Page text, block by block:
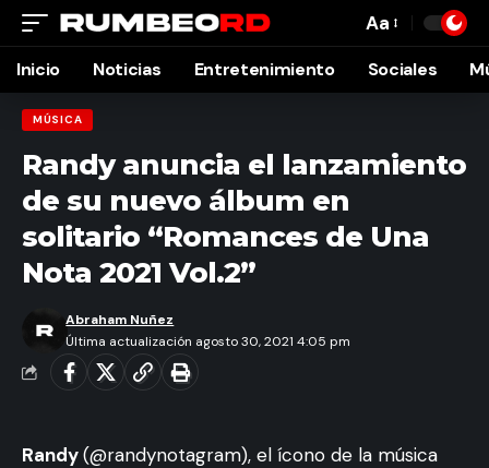
Font
Resizer
Aa
Inicio Noticias Entretenimiento Sociales
MÚSICA
Randy anuncia el lanzamiento
de su nuevo álbum en
solitario “Romances de Una
Nota 2021 Vol.2”
Última actualización agosto 30, 2021 4:05 pm
Abraham Nuñez
Randy(@randynotagram), el ícono de la música